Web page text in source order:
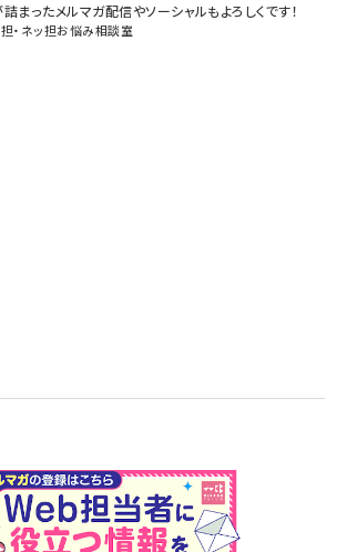
まったメルマガ配信やソーシャルもよろしくです！
・ ネッ担お悩み相談室